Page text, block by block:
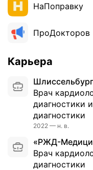
НаПоправку
ПроДокторов
Карьера
Врач кардиолог, врач функциональной
диагностики
диагностики
2022 — н. в.
«РЖД-
Врач кардиолог, врач ультразвуковой
диагностики